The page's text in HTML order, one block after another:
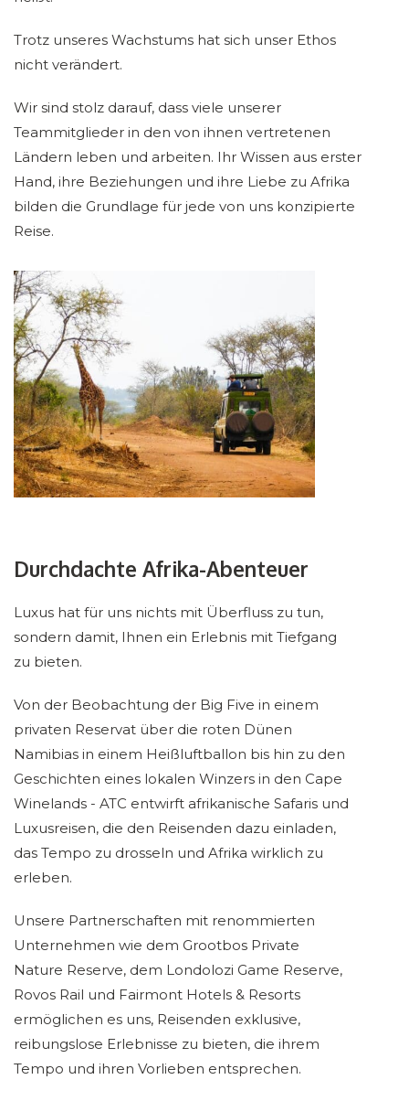
Trotz unseres Wachstums hat sich unser Ethos
nicht verändert.
Wir sind stolz darauf, dass viele unserer
Teammitglieder in den von ihnen vertretenen
Ländern leben und arbeiten. Ihr Wissen aus erster
Hand, ihre Beziehungen und ihre Liebe zu Afrika
bilden die Grundlage für jede von uns konzipierte
Reise.
Durchdachte Afrika-Abenteuer
Luxus hat für uns nichts mit Überfluss zu tun,
sondern damit, Ihnen ein Erlebnis mit Tiefgang
zu bieten.
Von der Beobachtung der Big Five in einem
privaten Reservat über die roten Dünen
Namibias in einem Heißluftballon bis hin zu den
Geschichten eines lokalen Winzers in den Cape
Winelands - ATC entwirft afrikanische Safaris und
Luxusreisen, die den Reisenden dazu einladen,
das Tempo zu drosseln und Afrika wirklich zu
erleben.
Unsere Partnerschaften mit renommierten
Unternehmen wie dem Grootbos Private
Nature Reserve, dem Londolozi Game Reserve,
Rovos Rail und Fairmont Hotels & Resorts
ermöglichen es uns, Reisenden exklusive,
reibungslose Erlebnisse zu bieten, die ihrem
Tempo und ihren Vorlieben entsprechen.